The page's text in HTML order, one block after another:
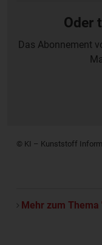
Oder
Das Abonnement
© KI – Kunststoff
Mehr zum Thema